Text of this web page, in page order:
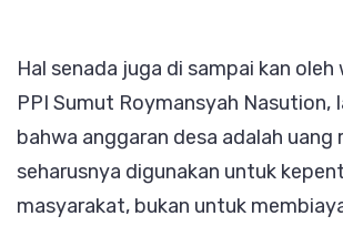
Hal senada juga di sampai kan
PPI Sumut Roymansyah Nasution,
bahwa anggaran desa adalah uang
seharusnya digunakan untuk
masyarakat, bukan untuk